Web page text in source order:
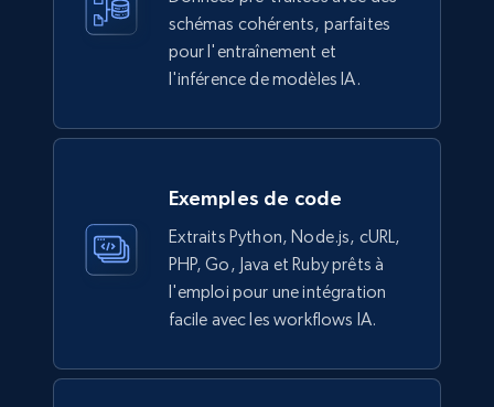
more.
Walmart sellers info
Seller id, URL, Catalog seller id, Seller name, Seller
display name, Seller email, Seller phone, Seller
schémas cohérents, parfaites
pour l'entraînement et
l'inférence de modèles IA.
Exemples de code
Extraits Python, Node.js, cURL,
PHP, Go, Java et Ruby prêts à
l'emploi pour une intégration
facile avec les workflows IA.